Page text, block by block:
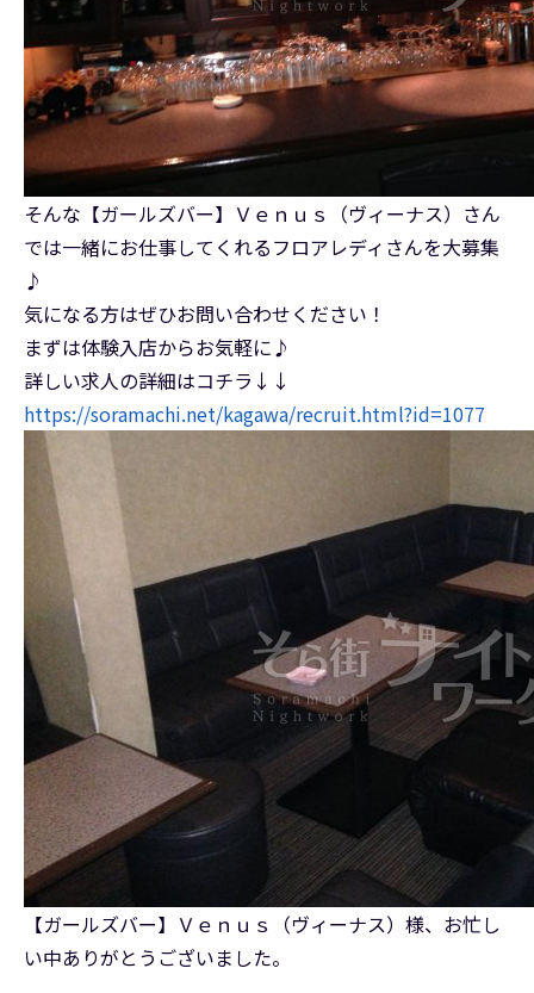
そんな【ガールズバー】Ｖｅｎｕｓ（ヴィーナス）さん
では一緒にお仕事してくれるフロアレディさんを大募集
♪
気になる方はぜひお問い合わせください！
まずは体験入店からお気軽に♪
詳しい求人の詳細はコチラ↓↓
https://soramachi.net/kagawa/recruit.html?id=1077
【ガールズバー】Ｖｅｎｕｓ（ヴィーナス）様、お忙し
い中ありがとうございました。